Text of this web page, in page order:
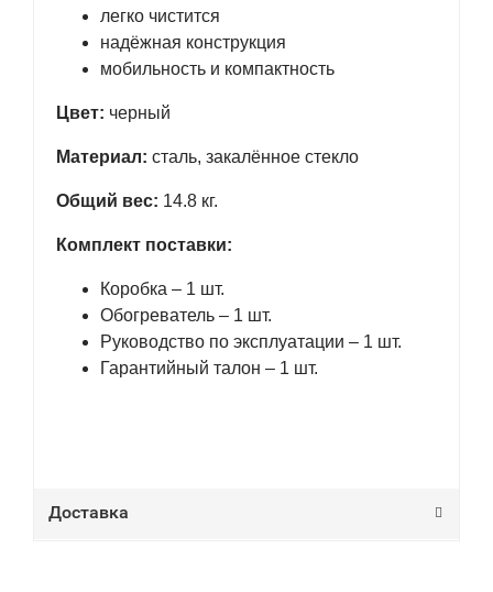
легко чистится
надёжная конструкция
мобильность и компактность
Цвет: черный
Материал: сталь, закалённое стекло
Общий вес: 14.8 кг.
Комплект поставки:
Коробка – 1 шт.
Обогреватель – 1 шт.
Руководство по эксплуатации – 1 шт.
Гарантийный талон – 1 шт.
Доставка